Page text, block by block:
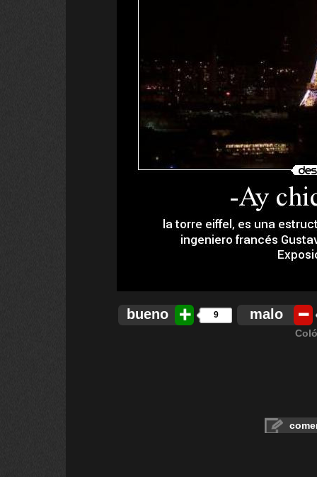
bueno 9 malo